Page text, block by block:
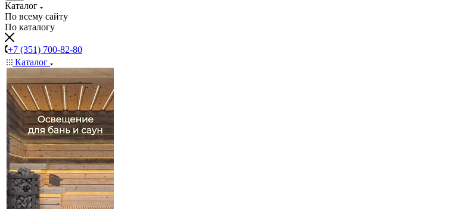
Каталог
По всему сайту
По каталогу
+7 (351) 700-82-80
Каталог